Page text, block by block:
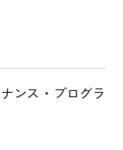
ンス・プログラ